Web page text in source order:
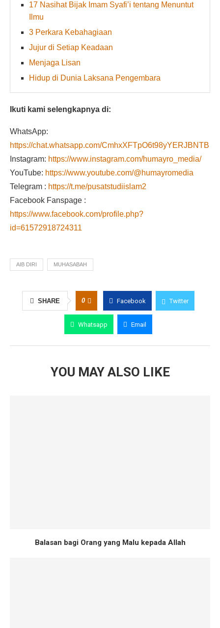
17 Nasihat Bijak Imam Syafi’i tentang Menuntut
Ilmu
3 Perkara Kebahagiaan
Jujur di Setiap Keadaan
Menjaga Lisan
Hidup di Dunia Laksana Pengembara
Ikuti kami selengkapnya di:
WhatsApp:
https://chat.whatsapp.com/CmhxXFTpO6t98yYERJBNTB
Instagram: https://www.instagram.com/humayro_media/
YouTube: https://www.youtube.com/@humayromedia
Telegram : https://t.me/pusatstudiislam2
Facebook Fanspage :
https://www.facebook.com/profile.php?
id=61572918724311
AIB DIRI MUHASABAH
SHARE 0 Facebook Twitter
Whatsapp Email
YOU MAY ALSO LIKE
Balasan bagi Orang yang Malu kepada Allah